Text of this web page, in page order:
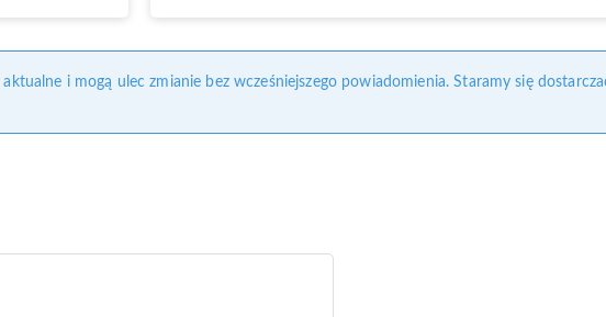
i mogą ulec zmianie bez wcześniejszego powiadomienia. Staramy się